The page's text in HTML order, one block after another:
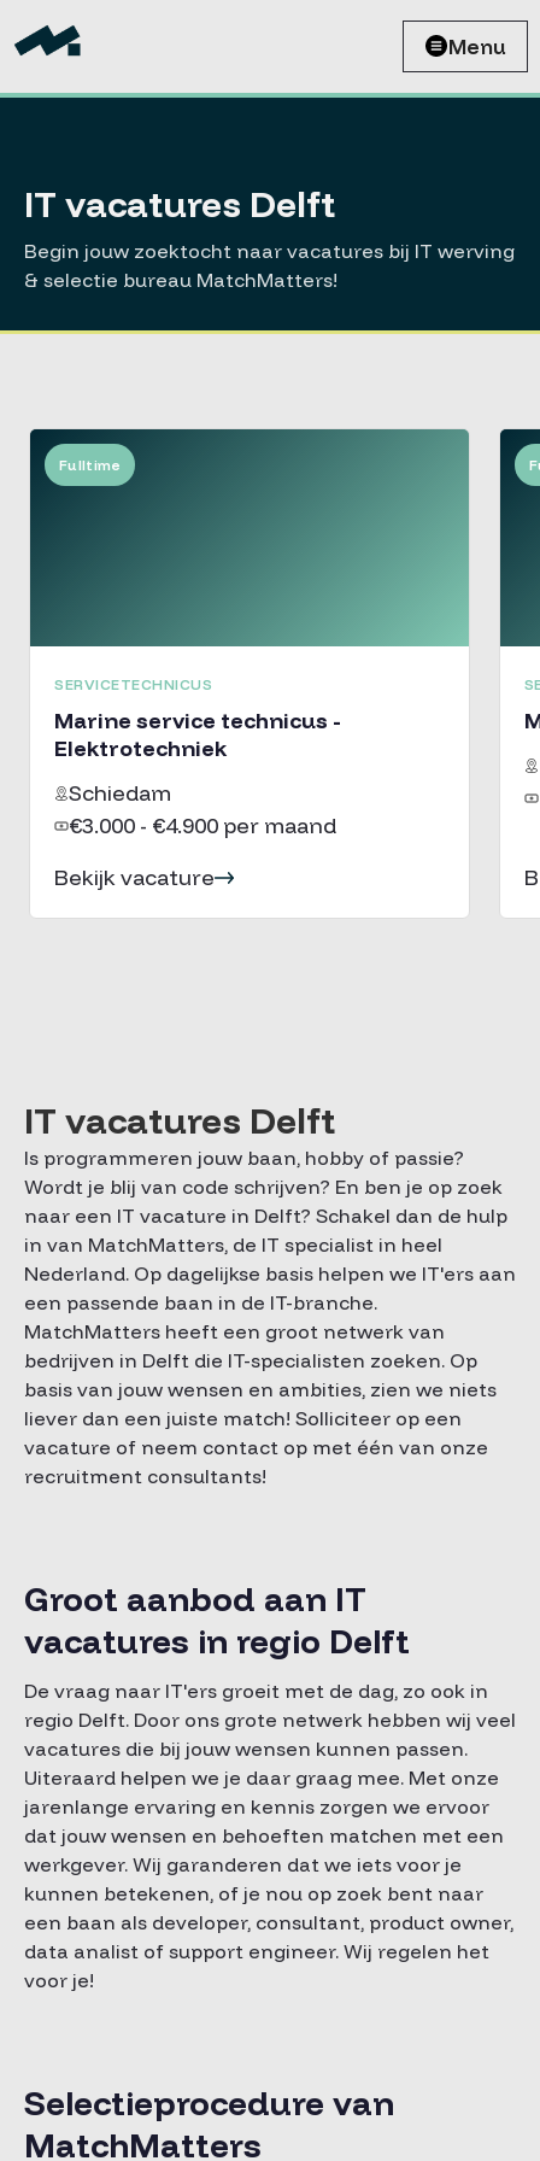
Menu
IT vacatures Delft
Begin jouw zoektocht naar vacatures bij IT werving
& selectie bureau MatchMatters!
Fulltime
SERVICETECHNICUS
Marine service technicus -
Elektrotechniek
Schiedam
€3.000 - €4.900 per maand
Bekijk vacature
IT vacatures Delft
Is programmeren jouw baan, hobby of passie?
Wordt je blij van code schrijven? En ben je op zoek
naar een IT vacature in Delft? Schakel dan de hulp
in van MatchMatters, de IT specialist in heel
Nederland. Op dagelijkse basis helpen we IT'ers aan
een passende baan in de IT-branche.
MatchMatters heeft een groot netwerk van
bedrijven in Delft die IT-specialisten zoeken. Op
basis van jouw wensen en ambities, zien we niets
liever dan een juiste match! Solliciteer op een
vacature of neem contact op met één van onze
recruitment consultants!
Groot aanbod aan IT
vacatures in regio Delft
De vraag naar IT'ers groeit met de dag, zo ook in
regio Delft. Door ons grote netwerk hebben wij veel
vacatures die bij jouw wensen kunnen passen.
Uiteraard helpen we je daar graag mee. Met onze
jarenlange ervaring en kennis zorgen we ervoor
dat jouw wensen en behoeften matchen met een
werkgever. Wij garanderen dat we iets voor je
kunnen betekenen, of je nou op zoek bent naar
een baan als developer, consultant, product owner,
data analist of support engineer. Wij regelen het
voor je!
Selectieprocedure van
MatchMatters